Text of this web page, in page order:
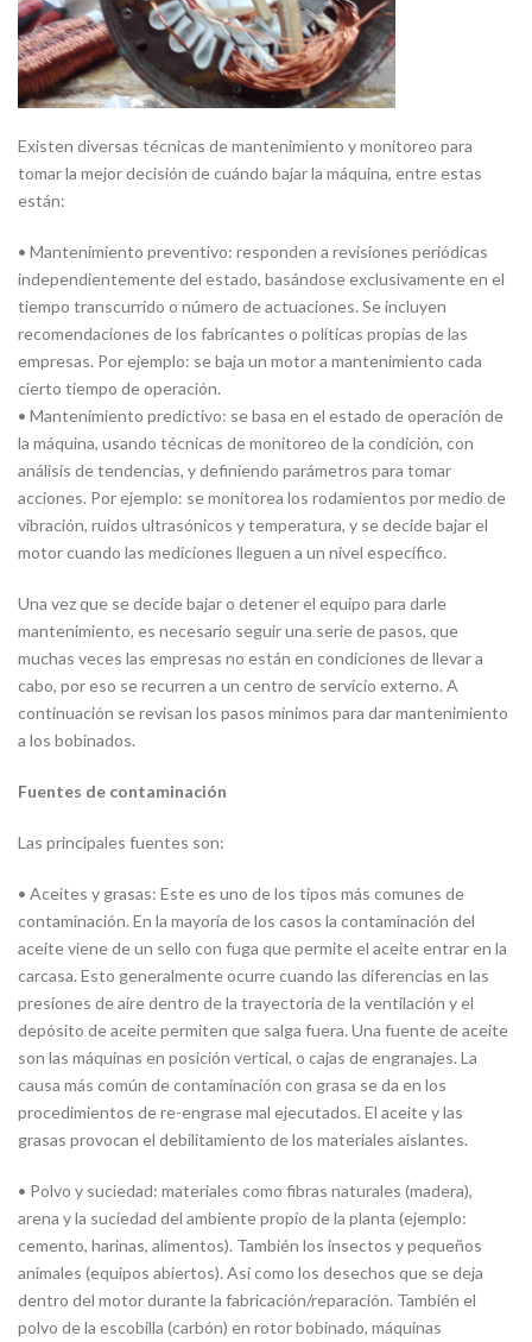
Existen diversas técnicas de mantenimiento y monitoreo para
tomar la mejor decisión de cuándo bajar la máquina, entre estas
están:
• Mantenimiento preventivo: responden a revisiones periódicas
independientemente del estado, basándose exclusivamente en el
tiempo transcurrido o número de actuaciones. Se incluyen
recomendaciones de los fabricantes o políticas propias de las
empresas. Por ejemplo: se baja un motor a mantenimiento cada
cierto tiempo de operación.
• Mantenimiento predictivo: se basa en el estado de operación de
la máquina, usando técnicas de monitoreo de la condición, con
análisis de tendencias, y definiendo parámetros para tomar
acciones. Por ejemplo: se monitorea los rodamientos por medio de
vibración, ruidos ultrasónicos y temperatura, y se decide bajar el
motor cuando las mediciones lleguen a un nivel específico.
Una vez que se decide bajar o detener el equipo para darle
mantenimiento, es necesario seguir una serie de pasos, que
muchas veces las empresas no están en condiciones de llevar a
cabo, por eso se recurren a un centro de servicio externo. A
continuación se revisan los pasos mínimos para dar mantenimiento
a los bobinados.
Fuentes de contaminación
Las principales fuentes son:
• Aceites y grasas: Este es uno de los tipos más comunes de
contaminación. En la mayoría de los casos la contaminación del
aceite viene de un sello con fuga que permite el aceite entrar en la
carcasa. Esto generalmente ocurre cuando las diferencias en las
presiones de aire dentro de la trayectoria de la ventilación y el
depósito de aceite permiten que salga fuera. Una fuente de aceite
son las máquinas en posición vertical, o cajas de engranajes. La
causa más común de contaminación con grasa se da en los
procedimientos de re-engrase mal ejecutados. El aceite y las
grasas provocan el debilitamiento de los materiales aislantes.
• Polvo y suciedad: materiales como fibras naturales (madera),
arena y la suciedad del ambiente propio de la planta (ejemplo:
cemento, harinas, alimentos). También los insectos y pequeños
animales (equipos abiertos). Así como los desechos que se deja
dentro del motor durante la fabricación/reparación. También el
polvo de la escobilla (carbón) en rotor bobinado, máquinas